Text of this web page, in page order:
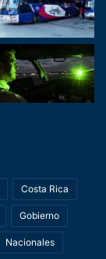
Costa Rica
Gobierno
Nacionales